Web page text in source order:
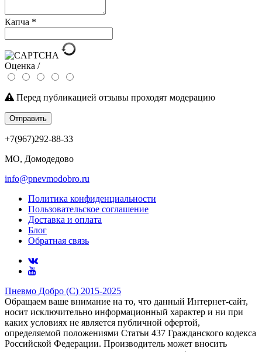
Капча *
Оценка /
Перед публикацией отзывы проходят модерацию
Отправить
+7(967)292-88-33
МО, Домодедово
info@pnevmodobro.ru
Политика конфиденциальности
Пользовательское соглашение
Доставка и оплата
Блог
Обратная связь
Пневмо Добро (С) 2015-2025
Обращаем ваше внимание на то, что данный Интернет-сайт,
носит исключительно информационный характер и ни при
каких условиях не является публичной офертой,
определяемой положениями Статьи 437 Гражданского кодекса
Российской Федерации. Πpoизвoдитeль мoжeт внocить